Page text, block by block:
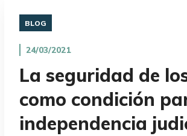
BLOG
24/03/2021
La seguridad de
como condición
independencia